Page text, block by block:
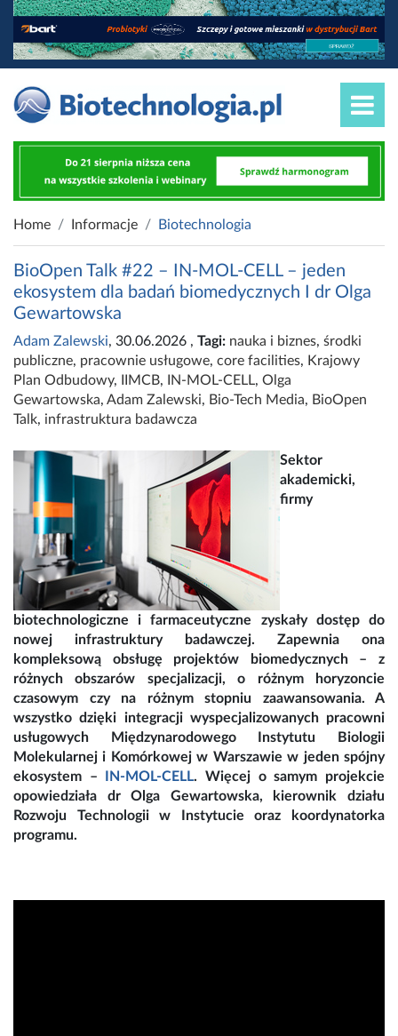
Home Informacje Biotechnologia
BioOpen Talk #22 – IN-MOL-CELL – jeden
ekosystem dla badań biomedycznych I dr Olga
Gewartowska
Adam Zalewski, 30.06.2026 , Tagi: nauka i biznes, środki
publiczne, pracownie usługowe, core facilities, Krajowy
Plan Odbudowy, IIMCB, IN-MOL-CELL, Olga
Gewartowska, Adam Zalewski, Bio-Tech Media, BioOpen
Talk, infrastruktura badawcza
Sektor
akademicki,
firmy
biotechnologiczne i farmaceutyczne zyskały dostęp do
nowej infrastruktury badawczej. Zapewnia ona
kompleksową obsługę projektów biomedycznych – z
różnych obszarów specjalizacji, o różnym horyzoncie
czasowym czy na różnym stopniu zaawansowania. A
wszystko dzięki integracji wyspecjalizowanych pracowni
usługowych Międzynarodowego Instytutu Biologii
Molekularnej i Komórkowej w Warszawie w jeden spójny
ekosystem –
IN-MOL-CELL. Więcej o samym projekcie
opowiedziała dr Olga Gewartowska, kierownik działu
Rozwoju Technologii w Instytucie oraz koordynatorka
programu.